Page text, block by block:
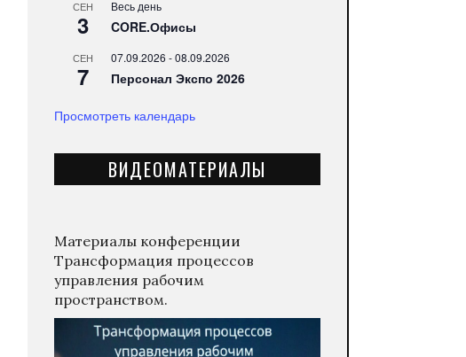
СЕН
3
Весь день
CORE.Офисы
СЕН
7
07.09.2026 -08.09.2026
Персонал Экспо 2026
Просмотреть календарь
ВИДЕОМАТЕРИАЛЫ
Материалы конференции
Трансформация процессов
управления рабочим
пространством.